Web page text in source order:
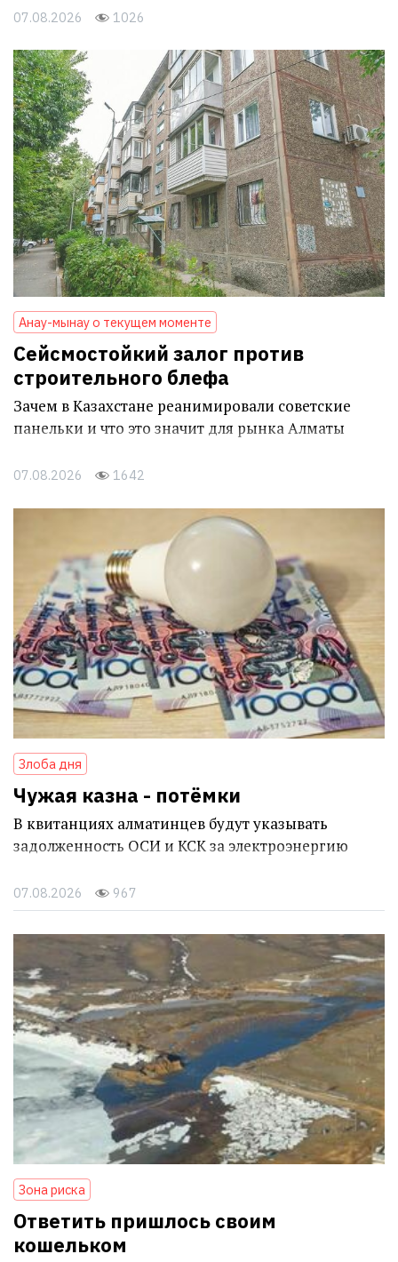
07.08.2026 1026
Анау-мынау о текущем моменте
Сейсмостойкий залог против
строительного блефа
Зачем в Казахстане реанимировали советские
панельки и что это значит для рынка Алматы
07.08.2026 1642
Злоба дня
Чужая казна - потёмки
В квитанциях алматинцев будут указывать
задолженность ОСИ и КСК за электроэнергию
07.08.2026 967
Зона риска
Ответить пришлось своим
кошельком